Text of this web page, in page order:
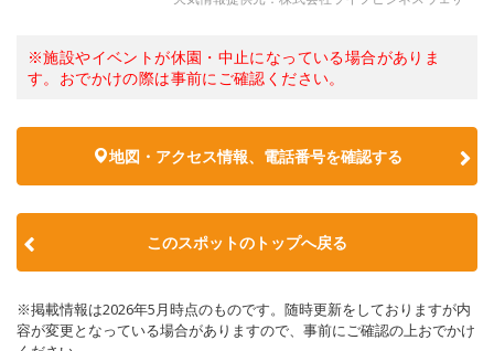
※施設やイベントが休園・中止になっている場合がありま
す。おでかけの際は事前にご確認ください。
地図・アクセス情報、電話番号を確認する
このスポットのトップへ戻る
※掲載情報は2026年5月時点のものです。随時更新をしておりますが内
容が変更となっている場合がありますので、事前にご確認の上おでかけ